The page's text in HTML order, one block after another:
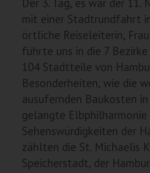
Der 3. Tag, es war der 11.
mit einer Stadtrundfahrt
örtliche Reiseleiterin,
führte uns in die 7
104 Stadtteile von
Besonderheiten, wie die
ausufernden Baukosten
gelangte Elbphilharmonie
Sehenswürdigkeiten der
zählten die St. Michaelis
Speicherstadt, der